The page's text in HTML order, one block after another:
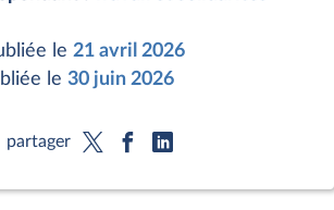
le 21 avril 2026
le 30 juin 2026
partager